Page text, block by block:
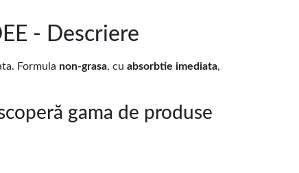
- Descriere
Formula non-grasa, cu absorbtie imediata,
gama de produse